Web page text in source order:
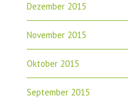
Dezember 2015
November 2015
Oktober 2015
September 2015